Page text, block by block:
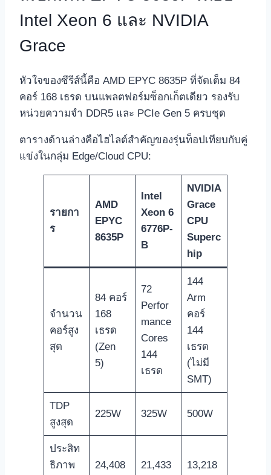
Intel Xeon 6 และ NVIDIA
Grace
หัวใจของซีรีส์นี้คือ AMD EPYC 8635P ที่จัดเต็ม 84
คอร์ 168 เธรด บนแพลตฟอร์มซ็อกเก็ตเดียว รองรับ
หน่วยความจำ DDR5 และ PCIe Gen 5 ครบชุด
ตารางด้านล่างคือไฮไลต์สำคัญของรุ่นท็อปเทียบกับคู่
แข่งในกลุ่ม Edge/Cloud CPU:
รายกา
ร
AMD
EPYC
8635P
Intel
Xeon 6
6776P‑
B
NVIDIA
Grace
CPU
Superc
hip
จำนวน
คอร์สูง
สุด
84 คอร์
168
เธรด
(Zen
5)
72
Perfor
mance
Cores
144
เธรด
144
Arm
คอร์
144
เธรด
(ไม่มี
SMT)
TDP
สูงสุด
225W 325W 500W
ประสิท
ธิภาพ
24,408
21,433
13,218